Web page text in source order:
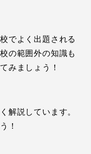
でよく出題される
の範囲外の知識も
みましょう！
解説しています。
！